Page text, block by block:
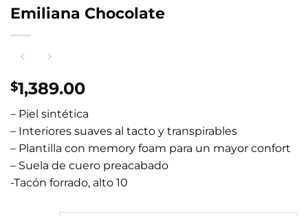
Emiliana Chocolate
$1,389.00
– Piel sintética
– Interiores suaves al tacto y transpirables
– Plantilla con memory foam para un mayor confort
– Suela de cuero preacabado
-Tacón forrado, alto 10